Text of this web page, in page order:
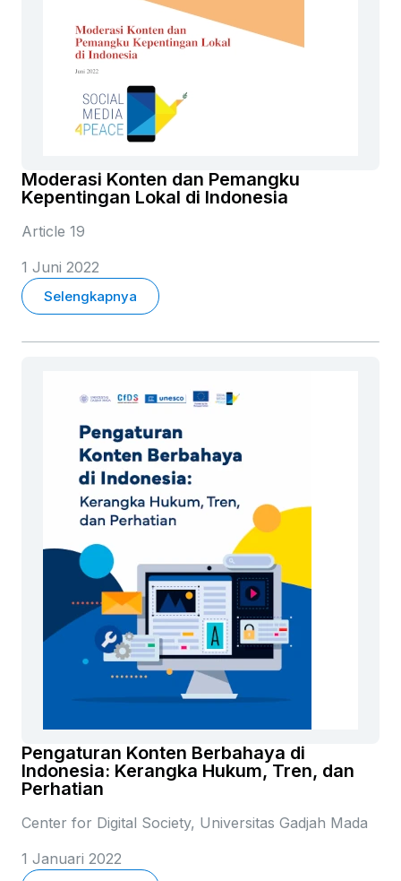
Moderasi Konten dan Pemangku
Kepentingan Lokal di Indonesia
Article 19
1 Juni 2022
Selengkapnya
Pengaturan Konten Berbahaya di
Indonesia: Kerangka Hukum, Tren, dan
Perhatian
Center for Digital Society, Universitas Gadjah Mada
1 Januari 2022